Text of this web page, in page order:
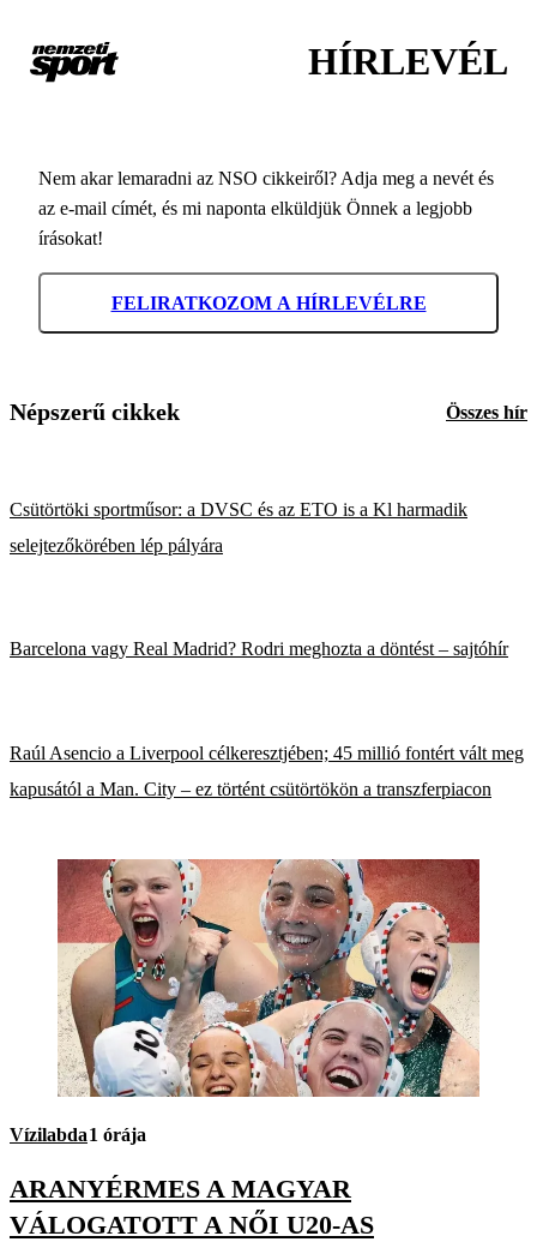
HÍRLEVÉL
Nem akar lemaradni az NSO cikkeiről? Adja meg a nevét és
az e-mail címét, és mi naponta elküldjük Önnek a legjobb
írásokat!
FELIRATKOZOM A HÍRLEVÉLRE
Népszerű cikkek Összes hír
Csütörtöki sportműsor: a DVSC és az ETO is a Kl harmadik
selejtezőkörében lép pályára
Barcelona vagy Real Madrid? Rodri meghozta a döntést – sajtóhír
Raúl Asencio a Liverpool célkeresztjében; 45 millió fontért vált meg
kapusától a Man. City – ez történt csütörtökön a transzferpiacon
Vízilabda1 órája
ARANYÉRMES A MAGYAR
VÁLOGATOTT A NŐI U20-AS